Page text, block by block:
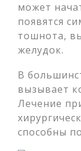
может
появятся
тошнота,
желудок.
В
вызывает
Лечение
способны